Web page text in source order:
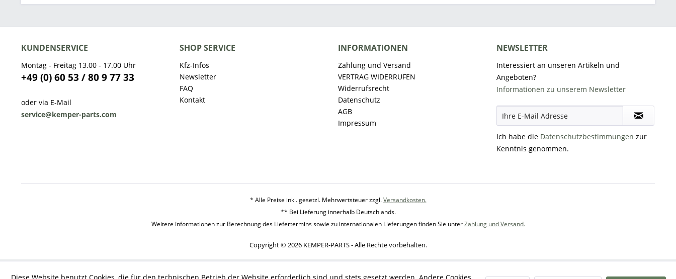
KUNDENSERVICE
Montag - Freitag 13.00 - 17.00 Uhr
+49 (0) 60 53 / 80 9 77 33
oder via E-Mail
service@kemper-parts.com
SHOP SERVICE
Kfz-Infos
Newsletter
FAQ
Kontakt
INFORMATIONEN
Zahlung und Versand
VERTRAG WIDERRUFEN
Widerrufsrecht
Datenschutz
AGB
Impressum
NEWSLETTER
Interessiert an unseren Artikeln und
Angeboten?
Informationen zu unserem Newsletter
Ich habe die Datenschutzbestimmungen zur
Kenntnis genommen.
* Alle Preise inkl. gesetzl. Mehrwertsteuer zzgl.Versandkosten.
** Bei Lieferung innerhalb Deutschlands.
Weitere Informationen zur Berechnung des Liefertermins sowie zu internationalen Lieferungen finden Sie unterZahlung und Versand.
Copyright © 2026 KEMPER-PARTS - Alle Rechte vorbehalten.